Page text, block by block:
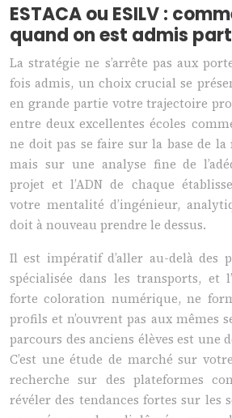
ESTACA ou ESILV :
quand on est admis
La stratégie ne s’arrête pas aux
fois admis, un choix crucial se
en grande partie votre trajectoire
entre deux excellentes écoles comme
ne doit pas se faire sur la base de
mais sur une analyse fine de
projet et l’ADN de chaque
votre mentalité d’ingénieur,
doit à nouveau prendre le dessus.
Il est impératif d’aller au-delà des
spécialisée dans les transports, et
forte coloration numérique, ne
profils et n’ouvrent pas aux mêmes
parcours des anciens élèves est une
C’est une étude de marché sur
recherche sur des plateformes
révéler des tendances fortes sur les